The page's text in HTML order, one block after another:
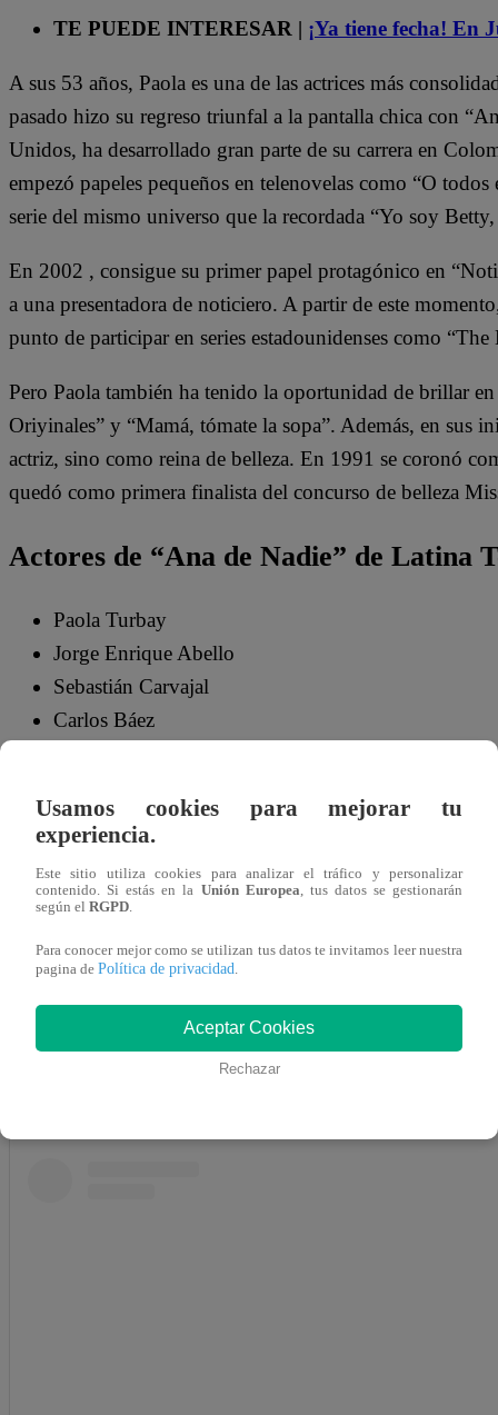
TE PUEDE INTERESAR | ¡Ya tiene fecha! En
A sus 53 años, Paola es una de las actrices más
pasado hizo su regreso triunfal a la pantalla chica con
Unidos, ha desarrollado gran parte de su carrera en
empezó papeles pequeños en telenovelas como “O
serie del mismo universo que la recordada “Yo soy Betty,
En 2002 , consigue su primer papel protagónico en
a una presentadora de noticiero. A partir de este
punto de participar en series estadounidenses como
Pero Paola también ha tenido la oportunidad de brillar
Oriyinales” y “Mamá, tómate la sopa”. Además, en sus
actriz, sino como reina de belleza. En 1991 se coronó
quedó como primera finalista del concurso de belleza
Actores de “Ana de Nadie” de Latina
Paola Turbay
Jorge Enrique Abello
Sebastián Carvajal
Carlos Báez
Ilenia Antonini
Lucho Velasco
Andrés Toro
Camila Zárate
Laura Hernández
Mira AQUÍ el tráiler de “Ana de
Usamos cookies para mejorar tu
experiencia.
Este sitio utiliza cookies para analizar el tráfico y personalizar
contenido. Si estás en la Unión Europea, tus datos se gestionarán
según el RGPD.
Para conocer mejor como se utilizan tus datos te invitamos leer nuestra
pagina de Política de privacidad.
Aceptar Cookies
Rechazar